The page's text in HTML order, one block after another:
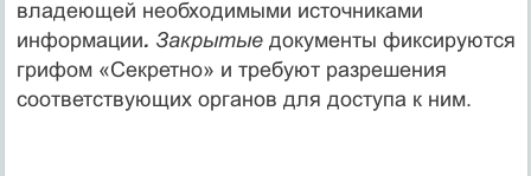
владеющей необходимыми источниками
информации. Закрытыедокументы фиксируются
грифом «Секретно» и требуют разрешения
соответствующих органов для доступа к ним.